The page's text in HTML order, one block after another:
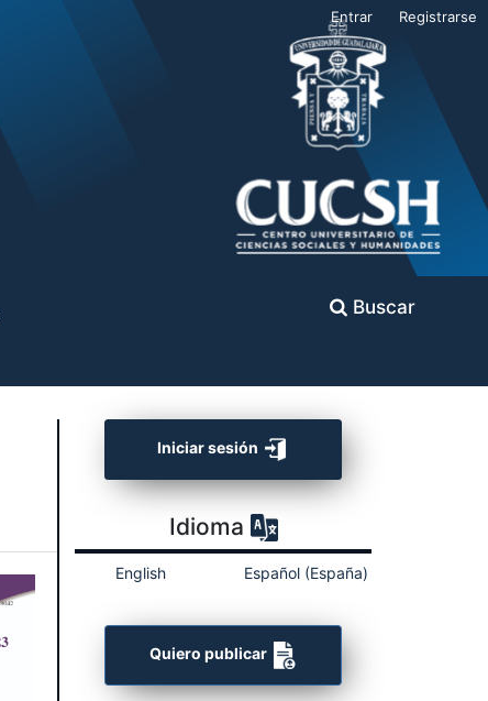
Buscar
Entrar Registrarse
Iniciar sesión
Idioma
English Español (España)
Quiero publicar